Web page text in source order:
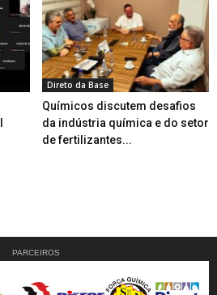
Direto da Base
Químicos discutem desafios
da indústria química e do setor
de fertilizantes...
PARCEIROS